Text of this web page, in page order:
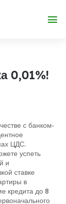
0,01%!
с банком‐
ЦДС.
успеть
и
ставке
в
кредита до 8